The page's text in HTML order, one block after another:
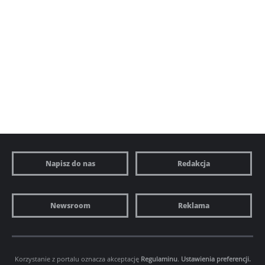
Napisz do nas Redakcja
Newsroom Reklama
Korzystanie z portalu oznacza akceptację Regulaminu. Ustawienia preferencji.